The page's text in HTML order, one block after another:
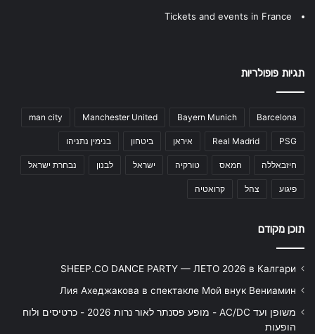
Tickets and events in France
תגיות פופולריות
Barcelona
Bayern Munich
Manchester United
man city
PSG
Real Madrid איראן ביטחון בנימין נתניהו
חיזבאללה חמאס טורקיה ישראל לבנון נבחרת ישראל
פיגוע צהל קרואטיה
תוכן מקודם
SHEEP.CO DANCE PARTY — ЛЕТО 2026 в Калгари
Лия Ахеджакова в спектакле Мой внук Вениамин
משופן ועד AC/DC - מופע פסנתר לאור נרות 2026 - כרטיסים ולוח
הופעות